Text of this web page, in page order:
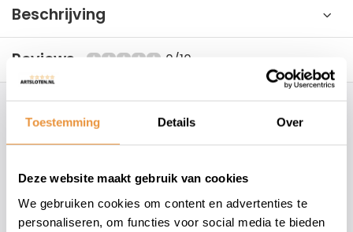
Toestemming Details Over
Deze website maakt gebruik van cookies
We gebruiken cookies om content en advertenties te
personaliseren, om functies voor social media te bieden
Beschrijving
Reviews 0/10
Hoe kunnen wij je helpen?
info@artsloten.nl